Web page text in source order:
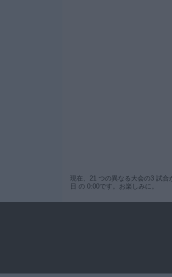
現在、21 つの異なる大会の3 試
日 の 0:00です。お楽しみに。